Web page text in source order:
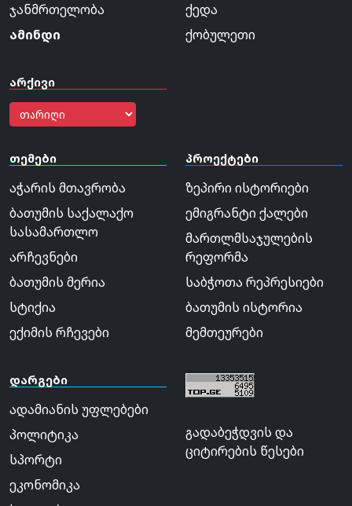
ჯანმრთელობა
ამინდი
არქივი
ქედა
ქობულეთი
თემები
აჭარის მთავრობა
ბათუმის საქალაქო
სასამართლო
არჩევნები
ბათუმის მერია
სტიქია
ექიმის რჩევები
პროექტები
ზეპირი ისტორიები
ემიგრანტი ქალები
მართლმსაჯულების
რეფორმა
საბჭოთა რეპრესიები
ბათუმის ისტორია
მემთეურები
დარგები
ადამიანის უფლებები
პოლიტიკა
სპორტი
ეკონომიკა
გადაბეჭდვის და
ციტირების წესები